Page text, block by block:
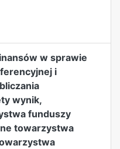
w sprawie
i
wynik,
funduszy
towarzystwa